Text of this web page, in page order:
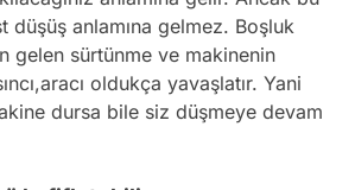
düşüş anlamına gelmez. Boşluk
gelen sürtünme ve makinenin
oldukça yavaşlatır. Yani
dursa bile siz düşmeye devam